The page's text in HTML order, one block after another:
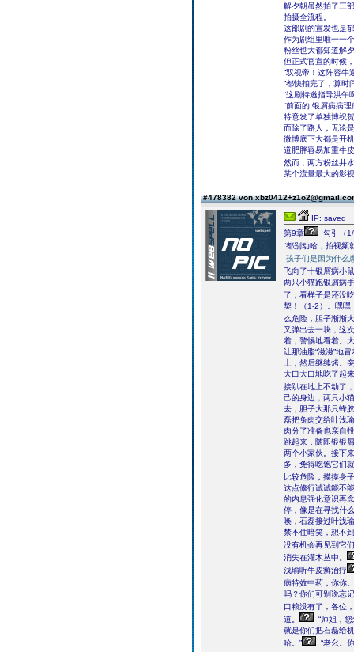
解夕朝虽然拍了三
拍摄全流程。
这部剧的宣发也是
作为剧组里唯一一
粉丝也大都知道解
但正式官宣的时候
“双视帝！这阵容牛
“都快拍完了，算时
“这剧特邀指导洪午
“前面的,银屑病病
特意发了单独博祝
而除了路人，无论
微博底下大都是开
道肥胖容易加重牛
然而，两方粉丝井
某个流量最大的影
#478382 von
IP: saved
第9章
勾引（
“都别动哈，拍视频
孩子们是因为什么
飞向了十银屑病小
两只小猫跑银屑病
了，看样子是还没
契！（1-2）。嘿嘿
么危险，胆子渐渐
又弹出去一块，这
着，警惕地看着。
让那油脂“滋滋”地
上，然后继续烤。
大口大口地吃了起
接趴在地上不动了
己的身边，两只小
去，胆子大那只蜂
磊把兔肉交给叶浅
肉分了准备也亲自
跳起来，随即银银
两个小家伙。接下
多，免得吃饱它们
比较危险，摸摸身
这点修行试试能不
的内息强化意识再
停，像是在寻找什
唤，石磊接过叶浅
禁不住暗笑，想不
没有机会再见到它
消失在灌木丛中。
浅瑜听牛皮癣治疗
病特效中药，你你
吗？你们可别说忘
口粮没有了，各位
道。
“师姐，
就是你们把石磊给
哈。”
“老幺。